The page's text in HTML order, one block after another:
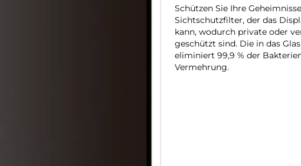
Schützen Sie Ihre
Sichtschutzfilter, der das
kann, wodurch private oder
geschützt sind. Die in das
eliminiert 99,9 % der
Vermehrung.